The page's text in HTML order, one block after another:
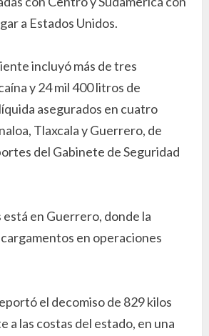
a Estados Unidos.
incluyó más de tres
y 24 mil 400 litros de
asegurados en cuatro
Tlaxcala y Guerrero, de
del Gabinete de Seguridad
está en Guerrero, donde la
en operaciones
el decomiso de 829 kilos
a las costas del estado, en una